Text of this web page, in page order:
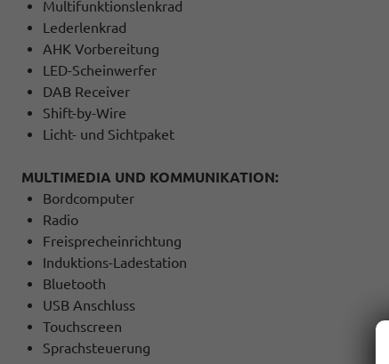
Multifunktionslenkrad
Lederlenkrad
AHK Vorbereitung
LED-Scheinwerfer
DAB Receiver
Shift-by-Wire
Licht- und Sichtpaket
MULTIMEDIA UND KOMMUNIKATION:
Bordcomputer
Radio
Freisprecheinrichtung
Induktions-Ladestation
Bluetooth
USB Anschluss
Touchscreen
Sprachsteuerung